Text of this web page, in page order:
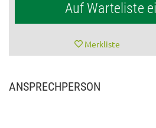
Auf Warteliste
Merkliste
ANSPRECHPERSON